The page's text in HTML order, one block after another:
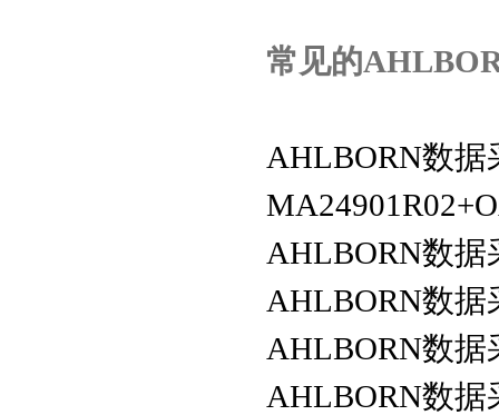
常见的
AHLBORN数据
AHLBORN数据
AHLBORN数据
AHLBORN数据
AHLBORN数据